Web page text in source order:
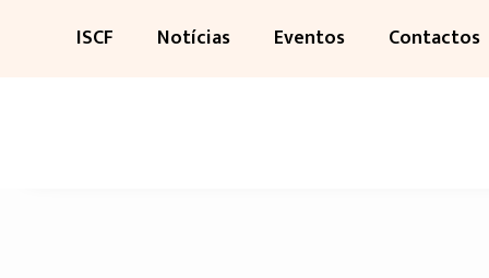
ISCF Notícias Eventos Contactos